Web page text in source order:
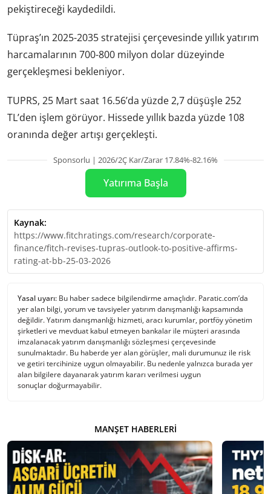
pekiştireceği kaydedildi.
Tüpraş’ın 2025-2035 stratejisi çerçevesinde yıllık yatırım
harcamalarının 700-800 milyon dolar düzeyinde
gerçekleşmesi bekleniyor.
TUPRS, 25 Mart saat 16.56’da yüzde 2,7 düşüşle 252
TL’den işlem görüyor. Hissede yıllık bazda yüzde 108
oranında değer artışı gerçekleşti.
Sponsorlu | 2026/2Ç Kar/Zarar 17.84%-82.16%
Yatırıma Başla
Kaynak:
https://www.fitchratings.com/research/corporate-
finance/fitch-revises-tupras-outlook-to-positive-affirms-
rating-at-bb-25-03-2026
Yasal uyarı: Bu haber sadece bilgilendirme amaçlıdır. Paratic.com’da
yer alan bilgi, yorum ve tavsiyeler yatırım danışmanlığı kapsamında
değildir. Yatırım danışmanlığı hizmeti, aracı kurumlar, portföy yönetim
şirketleri ve mevduat kabul etmeyen bankalar ile müşteri arasında
imzalanacak yatırım danışmanlığı sözleşmesi çerçevesinde
sunulmaktadır. Bu haberde yer alan görüşler, mali durumunuz ile risk
ve getiri tercihinize uygun olmayabilir. Bu nedenle yalnızca burada yer
alan bilgilere dayanarak yatırım kararı verilmesi uygun
sonuçlar doğurmayabilir.
MANŞET HABERLERI